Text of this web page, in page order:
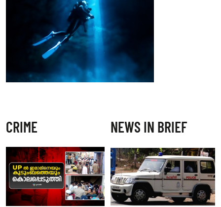
CRIME NEWS IN BRIEF